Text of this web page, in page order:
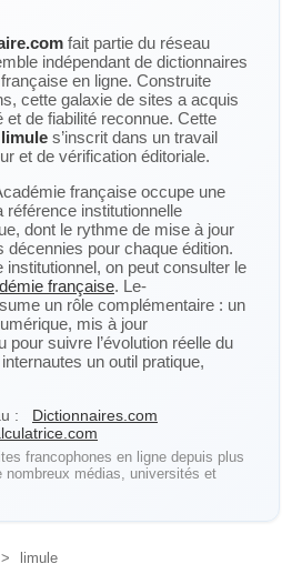
fait partie du réseau
indépendant de dictionnaires
en ligne. Construite
cette galaxie de sites a acquis
et de fiabilité reconnue. Cette
limule s’inscrit dans un travail
et de vérification éditoriale.
française occupe une
référence institutionnelle
dont le rythme de mise à jour
décennies pour chaque édition.
institutionnel, on peut consulter le
française. Le-
un rôle complémentaire : un
mis à jour
pour suivre l’évolution réelle du
un outil pratique,
:
Dictionnaires.com
francophones en ligne depuis plus
nombreux médias, universités et
> limule